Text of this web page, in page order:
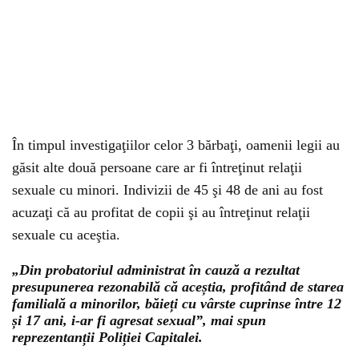
În timpul investigaţiilor celor 3 bărbaţi, oamenii legii au
găsit alte două persoane care ar fi întreţinut relaţii
sexuale cu minori. Indivizii de 45 şi 48 de ani au fost
acuzaţi că au profitat de copii şi au întreţinut relaţii
sexuale cu aceştia.
„Din probatoriul administrat în cauză a rezultat
presupunerea rezonabilă că aceștia, profitând de starea
familială a minorilor, băieți cu vârste cuprinse între 12
și 17 ani, i-ar fi agresat sexual”, mai spun
reprezentanții Poliției Capitalei.